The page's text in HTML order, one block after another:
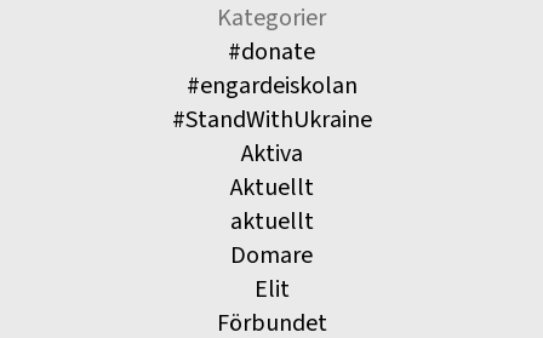
Kategorier
#donate
#engardeiskolan
#StandWithUkraine
Aktiva
Aktuellt
aktuellt
Domare
Elit
Förbundet